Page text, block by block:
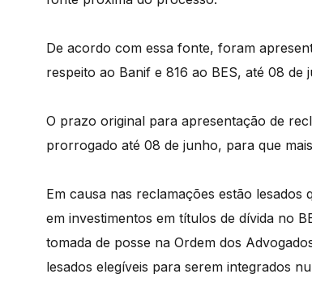
De acordo com essa fonte, foram
respeito ao Banif e 816 ao BES, até 08 de
O prazo original para apresentação de
prorrogado até 08 de junho, para que
Em causa nas reclamações estão
em investimentos em títulos de dívida no
tomada de posse na Ordem dos
lesados elegíveis para serem integrados